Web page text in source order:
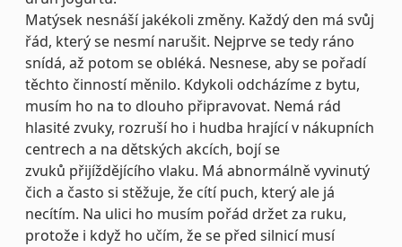
Matýsek nesnáší jakékoli změny. Každý den má svůj
řád, který se nesmí narušit. Nejprve se tedy ráno
snídá, až potom se obléká. Nesnese, aby se pořadí
těchto činností měnilo. Kdykoli odcházíme z bytu,
musím ho na to dlouho připravovat. Nemá rád
hlasité zvuky, rozruší ho i hudba hrající v nákupních
centrech a na dětských akcích, bojí se
zvuků přijíždějícího vlaku. Má abnormálně vyvinutý
čich a často si stěžuje, že cítí puch, který ale já
necítím. Na ulici ho musím pořád držet za ruku,
protože i když ho učím, že se před silnicí musí